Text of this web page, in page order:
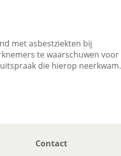
met asbestziekten bij
te waarschuwen voor
die hierop neerkwam.
Contact